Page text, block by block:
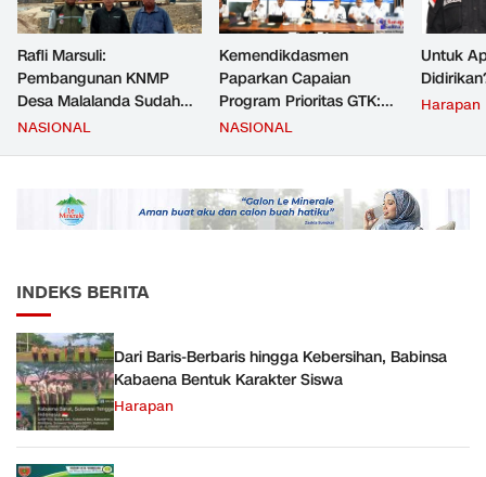
Rafli Marsuli:
Pembangunan KNMP
Desa Malalanda Sudah
Mencapai 69 Persen dan
JMD dan JMF
NASIONAL
Kemendikdasmen
Paparkan Capaian
Program Prioritas GTK:
Kompetensi Meningkat,
NASIONAL
Untuk
Harapan
INDEKS BERITA
Dari Baris-Berbaris hingga Kebersihan, Babinsa
Kabaena Bentuk Karakter Siswa
Harapan